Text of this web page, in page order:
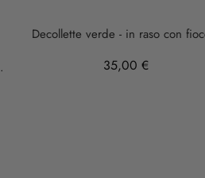
Decollette verde - in raso con
35,00 €